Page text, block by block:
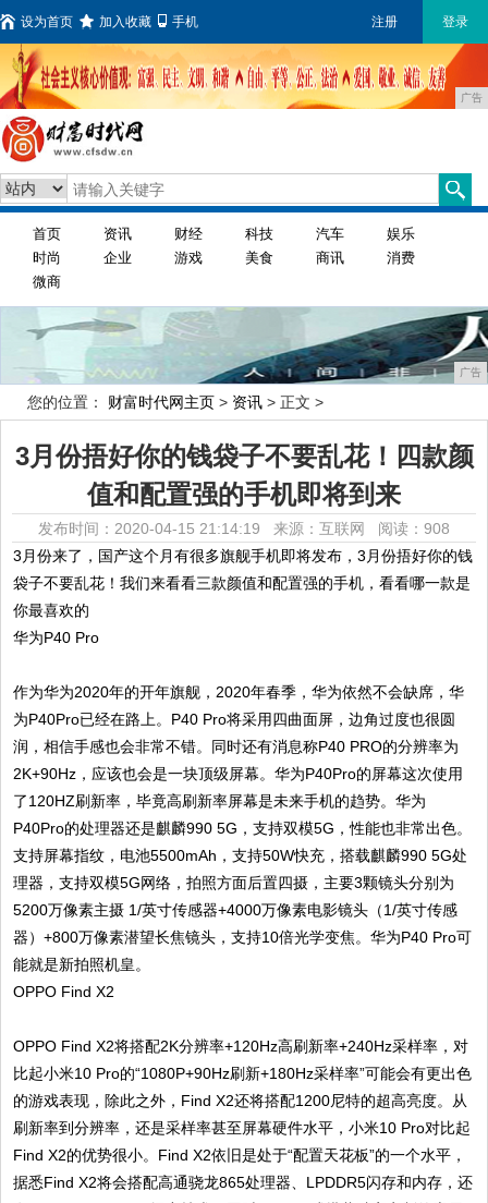
设为首页 加入收藏 手机 注册 登录
广告
首页 资讯 财经 科技 汽车
娱乐
时尚
企业 游戏 美食 商讯
消费
微商
广告
您的位置： 财富时代网主页 > 资讯 > 正文 >
3月份捂好你的钱袋子不要乱花！四款颜
值和配置强的手机即将到来
发布时间：2020-04-15 21:14:19 来源：互联网 阅读：908
3月份来了，国产这个月有很多旗舰手机即将发布，3月份捂好你的钱
袋子不要乱花！我们来看看三款颜值和配置强的手机，看看哪一款是
你最喜欢的
华为P40 Pro
作为华为2020年的开年旗舰，2020年春季，华为依然不会缺席，华
为P40Pro已经在路上。P40 Pro将采用四曲面屏，边角过度也很圆
润，相信手感也会非常不错。同时还有消息称P40 PRO的分辨率为
2K+90Hz，应该也会是一块顶级屏幕。华为P40Pro的屏幕这次使用
了120HZ刷新率，毕竟高刷新率屏幕是未来手机的趋势。华为
P40Pro的处理器还是麒麟990 5G，支持双模5G，性能也非常出色。
支持屏幕指纹，电池5500mAh，支持50W快充，搭载麒麟990 5G处
理器，支持双模5G网络，拍照方面后置四摄，主要3颗镜头分别为
5200万像素主摄 1/英寸传感器+4000万像素电影镜头（1/英寸传感
器）+800万像素潜望长焦镜头，支持10倍光学变焦。华为P40 Pro可
能就是新拍照机皇。
OPPO Find X2
OPPO Find X2将搭配2K分辨率+120Hz高刷新率+240Hz采样率，对
比起小米10 Pro的“1080P+90Hz刷新+180Hz采样率”可能会有更出色
的游戏表现，除此之外，Find X2还将搭配1200尼特的超高亮度。从
刷新率到分辨率，还是采样率甚至屏幕硬件水平，小米10 Pro对比起
Find X2的优势很小。Find X2依旧是处于“配置天花板”的一个水平，
据悉Find X2将会搭配高通骁龙865处理器、LPDDR5闪存和内存，还